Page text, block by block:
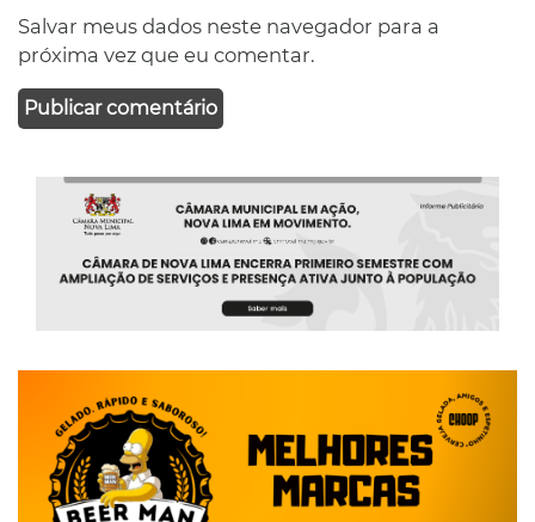
Salvar meus dados neste navegador para a
próxima vez que eu comentar.